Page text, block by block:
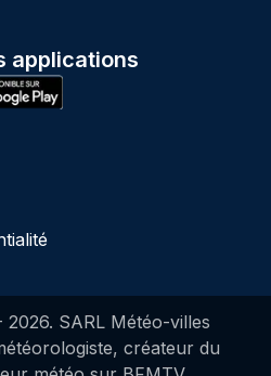
applications
2026. SARL Météo-villes
créateur du